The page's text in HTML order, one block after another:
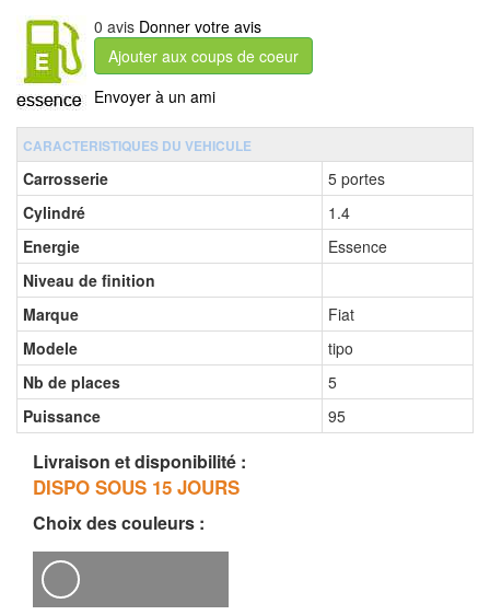
0 avis Donner votre avis
Ajouter aux coups de coeur
Envoyer à un ami
CARACTERISTIQUES DU VEHICULE
Carrosserie
5 portes
Cylindré
1.4
Energie
Essence
Niveau de finition
Marque
Fiat
Modele
tipo
Nb de places
5
Puissance
95
Livraison et disponibilité :
DISPO SOUS 15 JOURS
Choix des couleurs :